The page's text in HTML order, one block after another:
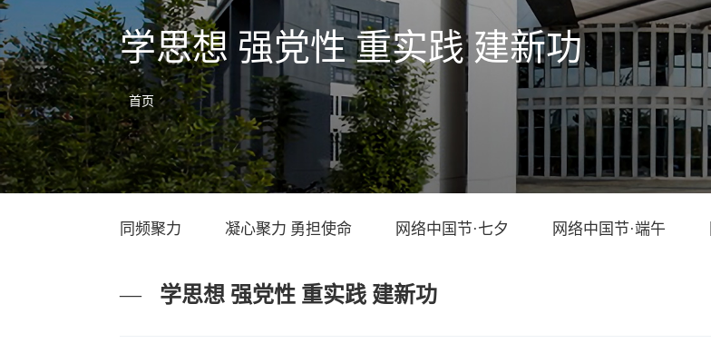
学思想 强党性 重实践 建新功
首页
同频聚力 凝心聚力 勇担使命 网络中国节·七夕 网络中国节·端午
— 学思想 强党性 重实践 建新功